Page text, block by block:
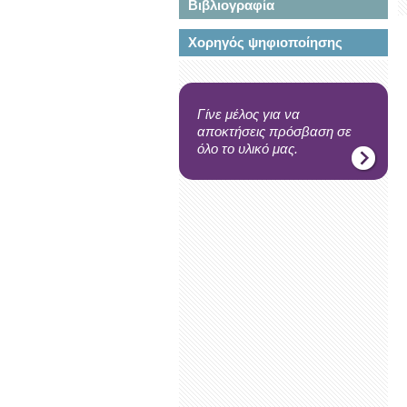
Βιβλιογραφία
Χορηγός ψηφιοποίησης
Γίνε μέλος για να
αποκτήσεις πρόσβαση σε
όλο το υλικό μας.